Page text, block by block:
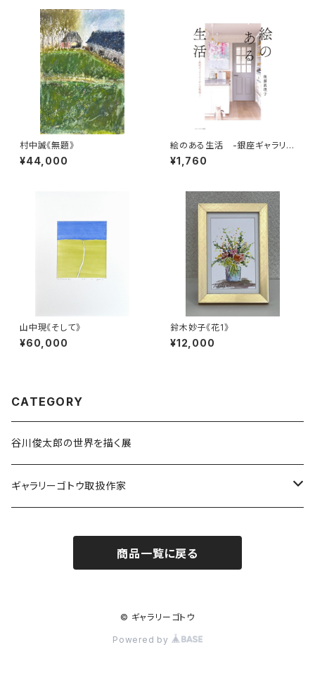
村中誠《無題》
¥44,000
絵のある生活 -銀座ギャラリス
トからの提案-
¥1,760
山中現《そして》
¥60,000
鈴木妙子《花1》
¥12,000
CATEGORY
谷川俊太郎の世界を描く展
ギャラリーゴトウ取扱作家
商品一覧に戻る
© ギャラリーゴトウ
Powered by